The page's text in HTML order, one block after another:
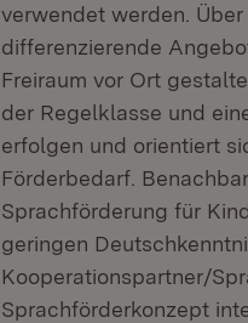
verwendet werden.
differenzierende
Freiraum vor Ort
der Regelklasse und
erfolgen und orientiert
Förderbedarf.
Sprachförderung für
geringen
Kooperationspartner/
Sprachförderkonzept